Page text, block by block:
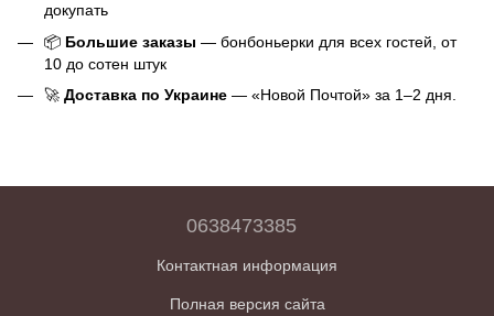
докупать
📦 Большие заказы — бонбоньерки для всех гостей, от
10 до сотен штук
🚀 Доставка по Украине — «Новой Почтой» за 1–2 дня.
0638473385
Контактная информация
Полная версия сайта